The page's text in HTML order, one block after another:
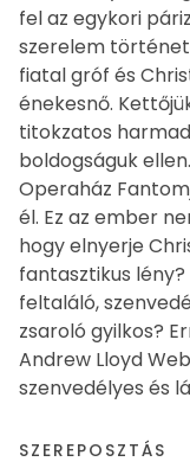
SZEREPOSZTÁS
fel az egykori
szerelem
fiatal gróf és
énekesnő.
titokzatos
boldogságuk
Operaház
él. Ez az ember
hogy elnyerje
fantasztikus lény?
feltaláló,
zsaroló gyilkos?
Andrew Lloyd
szenvedélyes és